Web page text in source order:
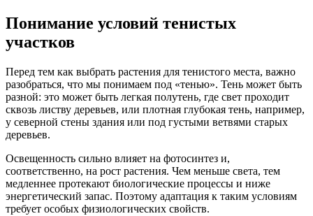
Понимание условий тенистых
участков
Перед тем как выбрать растения для тенистого места, важно
разобраться, что мы понимаем под «тенью». Тень может быть
разной: это может быть легкая полутень, где свет проходит
сквозь листву деревьев, или плотная глубокая тень, например,
у северной стены здания или под густыми ветвями старых
деревьев.
Освещенность сильно влияет на фотосинтез и,
соответственно, на рост растения. Чем меньше света, тем
медленнее протекают биологические процессы и ниже
энергетический запас. Поэтому адаптация к таким условиям
требует особых физиологических свойств.